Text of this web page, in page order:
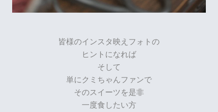
皆様のインスタ映えフォトの
ヒントになれば
そして
単にクミちゃんファンで
そのスイーツを是非
一度食したい方